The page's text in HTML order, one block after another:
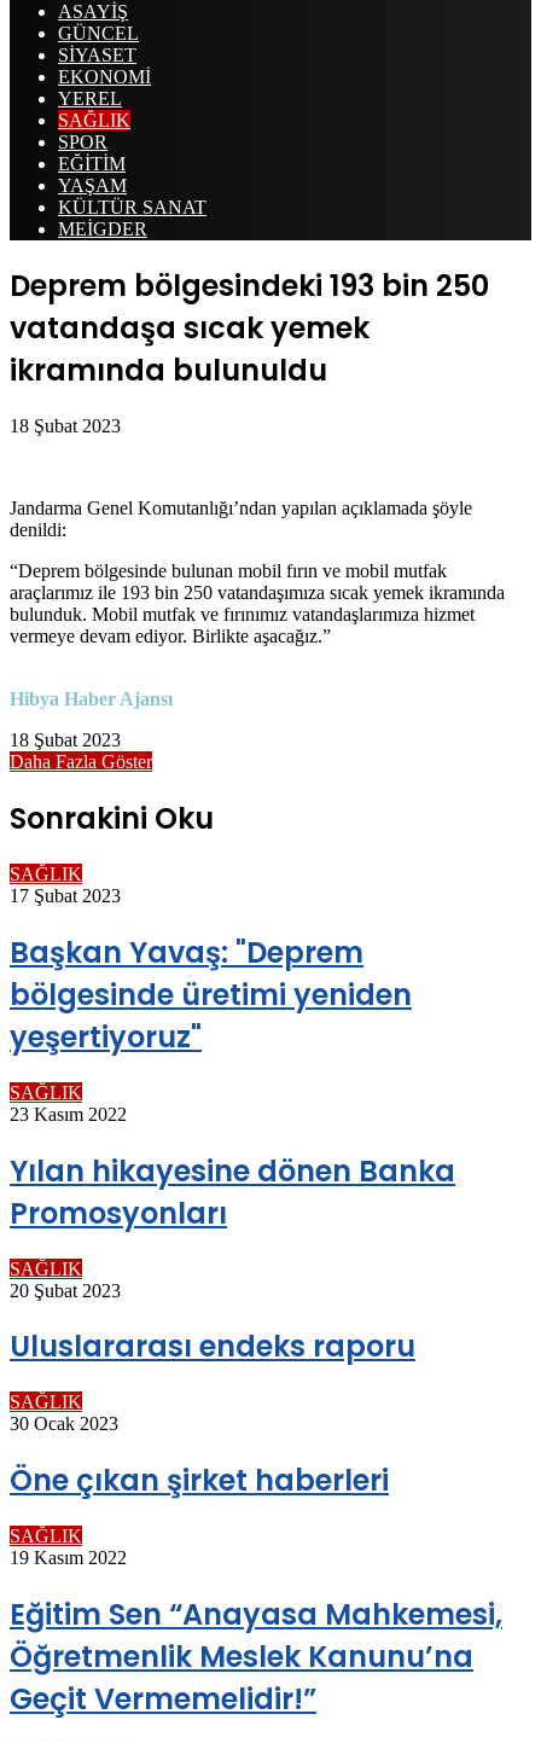
ASAYİŞ
GÜNCEL
SİYASET
EKONOMİ
YEREL
SAĞLIK
SPOR
EĞİTİM
YAŞAM
KÜLTÜR SANAT
MEİGDER
Deprem bölgesindeki 193 bin 250
vatandaşa sıcak yemek
ikramında bulunuldu
18 Şubat 2023
Jandarma Genel Komutanlığı’ndan yapılan açıklamada şöyle
denildi:
“Deprem bölgesinde bulunan mobil fırın ve mobil mutfak
araçlarımız ile 193 bin 250 vatandaşımıza sıcak yemek ikramında
bulunduk. Mobil mutfak ve fırınımız vatandaşlarımıza hizmet
vermeye devam ediyor. Birlikte aşacağız.”
Hibya Haber Ajansı
18 Şubat 2023
Daha Fazla Göster
Sonrakini Oku
SAĞLIK
17 Şubat 2023
Başkan Yavaş: "Deprem
bölgesinde üretimi yeniden
yeşertiyoruz"
SAĞLIK
23 Kasım 2022
Yılan hikayesine dönen Banka
Promosyonları
SAĞLIK
20 Şubat 2023
Uluslararası endeks raporu
SAĞLIK
30 Ocak 2023
Öne çıkan şirket haberleri
SAĞLIK
19 Kasım 2022
Eğitim Sen “Anayasa Mahkemesi,
Öğretmenlik Meslek Kanunu’na
Geçit Vermemelidir!”